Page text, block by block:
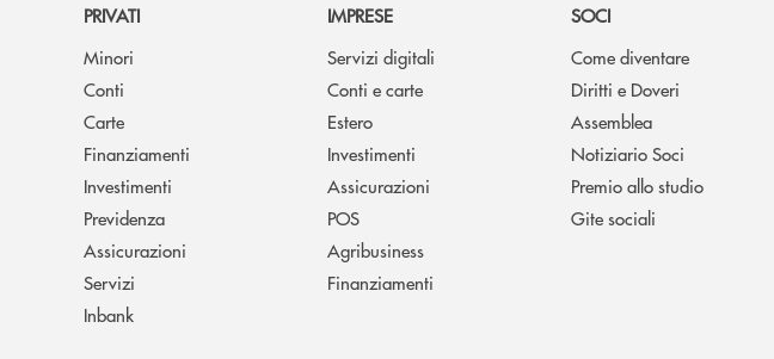
PRIVATI
Minori
Conti
Carte
Finanziamenti
Investimenti
Previdenza
Assicurazioni
Servizi
Inbank
IMPRESE
Servizi digitali
Conti e carte
Estero
Investimenti
Assicurazioni
POS
Agribusiness
Finanziamenti
SOCI
Come diventare
Diritti e Doveri
Assemblea
Notiziario Soci
Premio allo studio
Gite sociali